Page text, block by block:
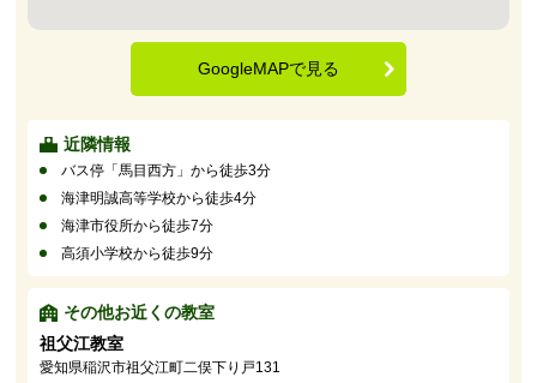
GoogleMAPで見る
近隣情報
バス停「馬目西方」から徒歩3分
海津明誠高等学校から徒歩4分
海津市役所から徒歩7分
高須小学校から徒歩9分
その他お近くの教室
祖父江教室
愛知県稲沢市祖父江町二俣下り戸131